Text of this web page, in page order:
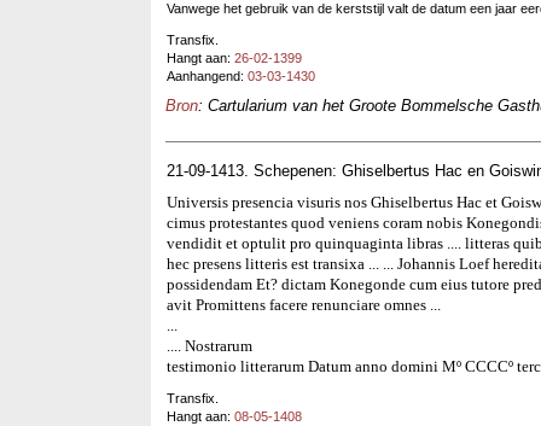
Vanwege het gebruik van de kerststijl valt de datum een jaar
Transfix.
Hangt aan: 26-02-1399
Aanhangend: 03-03-1430
Bron: Cartularium van het Groote Bommelsche
21-09-1413. Schepenen: Ghiselbertus Hac en
Universis presencia visuris nos Ghiselbertus Hac et
cimus protestantes quod veniens coram nobis
vendidit et optulit pro quinquaginta libras .... litteras
hec presens litteris est transixa ... ... Johannis Loef
possidendam Et? dictam Konegonde cum eius tutore
avit Promittens facere renunciare omnes ...
...
.... Nostrarum
testimonio litterarum Datum anno domini Mº CCCCº
Transfix.
Hangt aan: 08-05-1408